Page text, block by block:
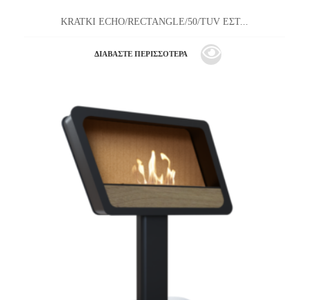
KRATKI ECHO/RECTANGLE/50/TUV ΕΣΤ...
ΔΙΑΒΆΣΤΕ ΠΕΡΙΣΣΌΤΕΡΑ